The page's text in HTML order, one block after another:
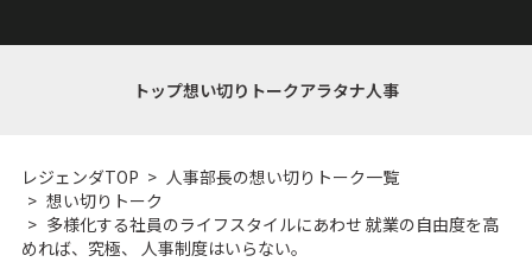
トップ想い切りトークアラタナ人事
レジェンダTOP
人事部長の想い切りトーク一覧
想い切りトーク
多様化する社員のライフスタイルにあわせ 就業の自由度を高
めれば、究極、 人事制度はいらない。